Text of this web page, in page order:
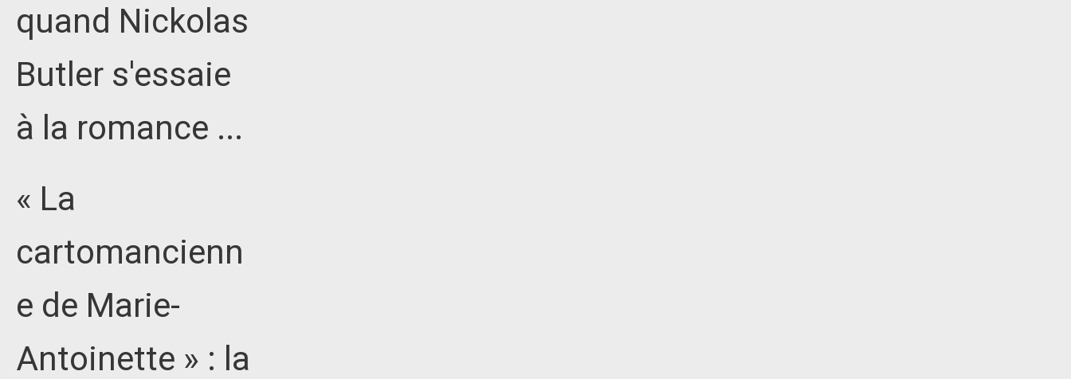
quand Nickolas
Butler s'essaie
à la romance ...
« La
cartomancienn
e de Marie-
Antoinette » : la